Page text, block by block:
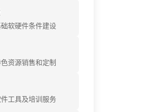
软硬件条件建设
资源销售和定制
工具及培训服务